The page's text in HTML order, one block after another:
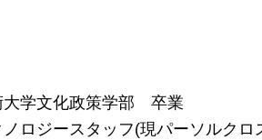
大学文化政策学部 卒業
ノロジースタッフ(現パーソルク